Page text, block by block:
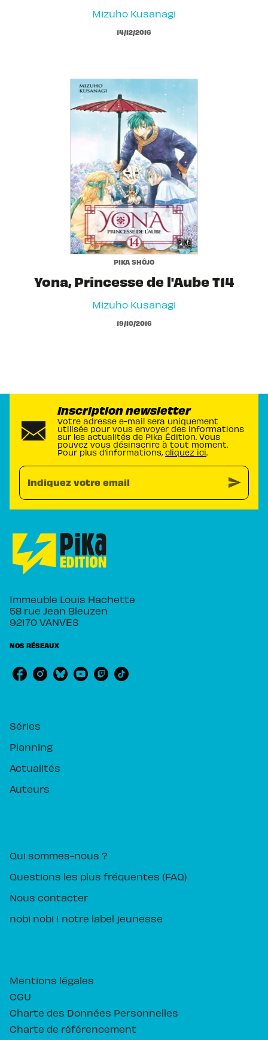
Mizuho Kusanagi
14/12/2016
PIKA SHÔJO
Yona, Princesse de l'Aube T14
Mizuho Kusanagi
19/10/2016
Inscription newsletter
Votre adresse e-mail sera uniquement
utilisée pour vous envoyer des informations
sur les actualités de Pika Édition. Vous
pouvez vous désinscrire à tout moment.
Pour plus d’informations, cliquez ici.
Indiquez votre email send
Immeuble Louis Hachette
58 rue Jean Bleuzen
92170 VANVES
NOS RÉSEAUX
Séries
Planning
Actualités
Auteurs
Qui sommes-nous ?
Questions les plus fréquentes (FAQ)
Nous contacter
nobi nobi ! notre label jeunesse
Mentions légales
CGU
Charte des Données Personnelles
Charte de référencement